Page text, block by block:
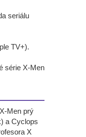
seriálu
TV+).
série X-Men
Men prý
a Cyclops
X